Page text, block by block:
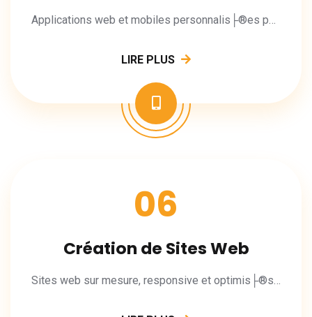
Applications web et mobiles personnalis├®es pour vos besoins m├®tier.
LIRE PLUS
06
Création de Sites Web
Sites web sur mesure, responsive et optimis├®s SEO pour votre entreprise.